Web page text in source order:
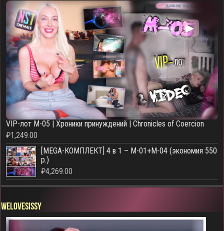
▶
VIP-лот M-05 | Хроники принуждений | Chronicles of Coercion
₽1,249.00
[MEGA-КОМПЛЕКТ] 4 в 1 – M-01+M-04 (экономия 550
р.)
₽4,269.00
WELOVESISSY